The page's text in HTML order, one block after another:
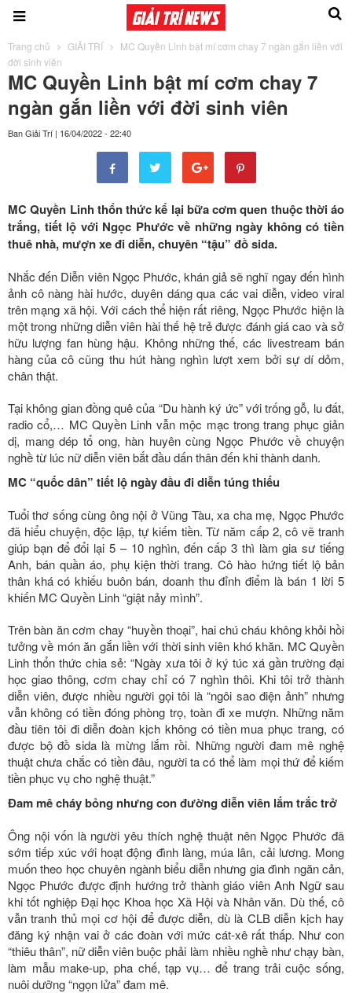
Trang chủ GIẢI TRÍ
MC Quyền Linh bật mí cơm chay 7 ngàn gắn liền với
đời sinh viên
MC Quyền Linh bật mí cơm chay 7
ngàn gắn liền với đời sinh viên
Ban Giải Trí | 16/04/2022 - 22:40
MC Quyền Linh thổn thức kể lại bữa cơm quen thuộc thời áo
trắng, tiết lộ với Ngọc Phước về những ngày không có tiền
thuê nhà, mượn xe đi diễn, chuyên “tậu” đồ sida.
Nhắc đến Diễn viên Ngọc Phước, khán giả sẽ nghĩ ngay đến hình
ảnh cô nàng hài hước, duyên dáng qua các vai diễn, video viral
trên mạng xã hội. Với cách thể hiện rất riêng, Ngọc Phước hiện là
một trong những diễn viên hài thế hệ trẻ được đánh giá cao và sở
hữu lượng fan hùng hậu. Không những thế, các livestream bán
hàng của cô cũng thu hút hàng nghìn lượt xem bởi sự dí dỏm,
chân thật.
Tại không gian đồng quê của “Du hành ký ức” với trống gỗ, lu đất,
radio cổ,… MC Quyền Linh vẫn mộc mạc trong trang phục giản
dị, mang dép tổ ong, hàn huyên cùng Ngọc Phước về chuyện
nghề từ lúc nữ diễn viên bắt đầu dấn thân đến khi thành danh.
MC “quốc dân” tiết lộ ngày đầu đi diễn túng thiếu
Tuổi thơ sống cùng ông nội ở Vũng Tàu, xa cha mẹ, Ngọc Phước
đã hiểu chuyện, độc lập, tự kiếm tiền. Từ năm cấp 2, cô vẽ tranh
giúp bạn để đổi lại 5 – 10 nghìn, đến cấp 3 thì làm gia sư tiếng
Anh, bán quần áo, phụ kiện thời trang. Cô hào hứng tiết lộ bản
thân khá có khiếu buôn bán, doanh thu đỉnh điểm là bán 1 lời 5
khiến MC Quyền Linh “giật nảy mình”.
Trên bàn ăn cơm chay “huyền thoại”, hai chú cháu không khỏi hồi
tưởng về món ăn gắn liền với thời sinh viên khó khăn. MC Quyền
Linh thổn thức chia sẻ: “Ngày xưa tôi ở ký túc xá gần trường đại
học giao thông, cơm chay chỉ có 7 nghìn thôi. Khi tôi trở thành
diễn viên, được nhiều người gọi tôi là “ngôi sao điện ảnh” nhưng
vẫn không có tiền đóng phòng trọ, toàn đi xe mượn. Những năm
đầu tiên tôi đi diễn đoàn kịch không có tiền mua phục trang, có
được bộ đồ sida là mừng lắm rồi. Những người đam mê nghệ
thuật chưa chắc có tiền đâu, người ta có thể làm mọi thứ để kiếm
tiền phục vụ cho nghệ thuật.”
Đam mê cháy bỏng nhưng con đường diễn viên lắm trắc trở
Ông nội vốn là người yêu thích nghệ thuật nên Ngọc Phước đã
sớm tiếp xúc với hoạt động đình làng, múa lân, cải lương. Mong
muốn theo học chuyên ngành biểu diễn nhưng gia đình ngăn cản,
Ngọc Phước được định hướng trở thành giáo viên Anh Ngữ sau
khi tốt nghiệp Đại học Khoa học Xã Hội và Nhân văn. Dù thế, cô
vẫn tranh thủ mọi cơ hội để được diễn, dù là CLB diễn kịch hay
đăng ký nhận vai ở các đoàn với mức cát-xê rất thấp. Như con
“thiêu thân”, nữ diễn viên buộc phải làm nhiều nghề như chạy bàn,
làm mẫu make-up, pha chế, tạp vụ… để trang trải cuộc sống,
nuôi dưỡng “ngọn lửa” đam mê.